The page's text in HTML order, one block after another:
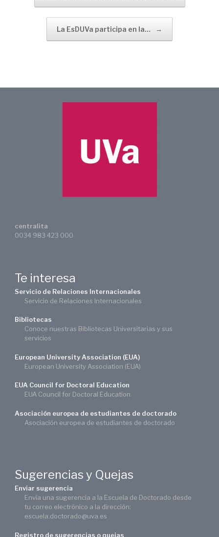
La EsDUVa participa en la… →
centralita
0034 983 423 000
Te interesa
Servicio de Relaciones Internacionales
Servicio de Relaciones Internacionales
Bibliotecas
Conoce nuestras Bibliotecas Universitarias y sus
servicios
European University Association (EUA)
European University Association (EUA)
EUA Council for Doctoral Education
EUA Council for Doctoral Education
Asociación europea de estudiantes de doctorado
Asociación europea de estudiantes de doctorado
Sugerencias y Quejas
Enviar sugerencia
Envía una sugerencia a la Escuela de Doctorado desde
tu correo electrónico a la dirección:
escuela.doctorado@uva.es
Registro de sugerencias o quejas